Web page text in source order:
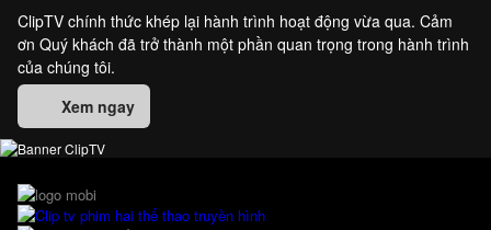
ClipTV chính thức khép lại hành trình hoạt động vừa qua. Cảm
ơn Quý khách đã trở thành một phần quan trọng trong hành trình
của chúng tôi.
Xem ngay